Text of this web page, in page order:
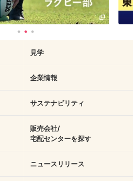
見学
企業情報
サステナビリティ
販売会社/
宅配センターを探す
ニュースリリース